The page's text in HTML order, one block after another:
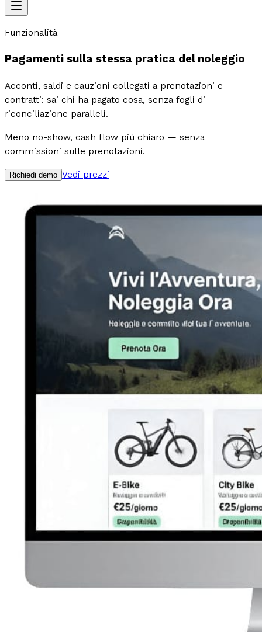
Funzionalità
Pagamenti sulla stessa pratica del noleggio
Acconti, saldi e cauzioni collegati a prenotazioni e
contratti: sai chi ha pagato cosa, senza fogli di
riconciliazione paralleli.
Meno no-show, cash flow più chiaro — senza
commissioni sulle prenotazioni.
Richiedi demo Vedi prezzi